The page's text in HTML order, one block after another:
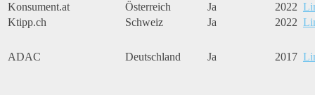
Konsument.at
Österreich Ja 2022
Ktipp.ch
Schweiz Ja 2022
ADAC Deutschland Ja 2017